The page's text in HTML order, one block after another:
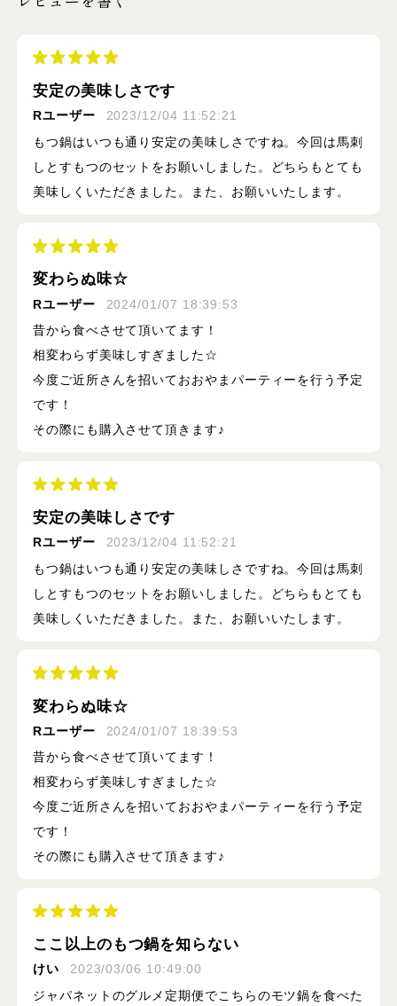
安定の美味しさです
Rユーザー
2023/12/04 11:52:21
もつ鍋はいつも通り安定の美味しさですね。今回は馬刺
しとすもつのセットをお願いしました。どちらもとても
美味しくいただきました。また、お願いいたします。
変わらぬ味☆
Rユーザー
2024/01/07 18:39:53
昔から食べさせて頂いてます！
相変わらず美味しすぎました☆
今度ご近所さんを招いておおやまパーティーを行う予定
です！
その際にも購入させて頂きます♪
安定の美味しさです
Rユーザー
2023/12/04 11:52:21
もつ鍋はいつも通り安定の美味しさですね。今回は馬刺
しとすもつのセットをお願いしました。どちらもとても
美味しくいただきました。また、お願いいたします。
変わらぬ味☆
Rユーザー
2024/01/07 18:39:53
昔から食べさせて頂いてます！
相変わらず美味しすぎました☆
今度ご近所さんを招いておおやまパーティーを行う予定
です！
その際にも購入させて頂きます♪
ここ以上のもつ鍋を知らない
けい
2023/03/06 10:49:00
ジャパネットのグルメ定期便でこちらのモツ鍋を食べた